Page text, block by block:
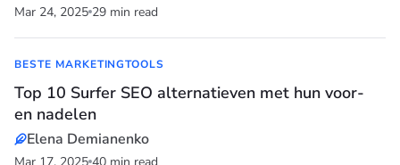
Mar 24, 2025 29 min read
BESTE MARKETINGTOOLS
Top 10 Surfer SEO alternatieven met hun voor-
en nadelen
Elena Demianenko